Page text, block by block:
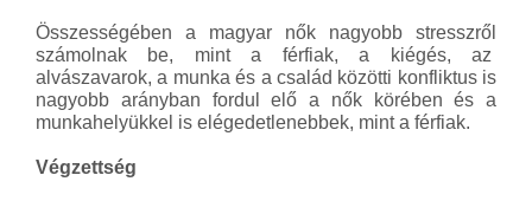
Összességében a magyar nők nagyobb stresszről
számolnak be, mint a férfiak, a kiégés, az
alvászavarok, a munka és a család közötti konfliktus is
nagyobb arányban fordul elő a nők körében és a
munkahelyükkel is elégedetlenebbek, mint a férfiak.
Végzettség